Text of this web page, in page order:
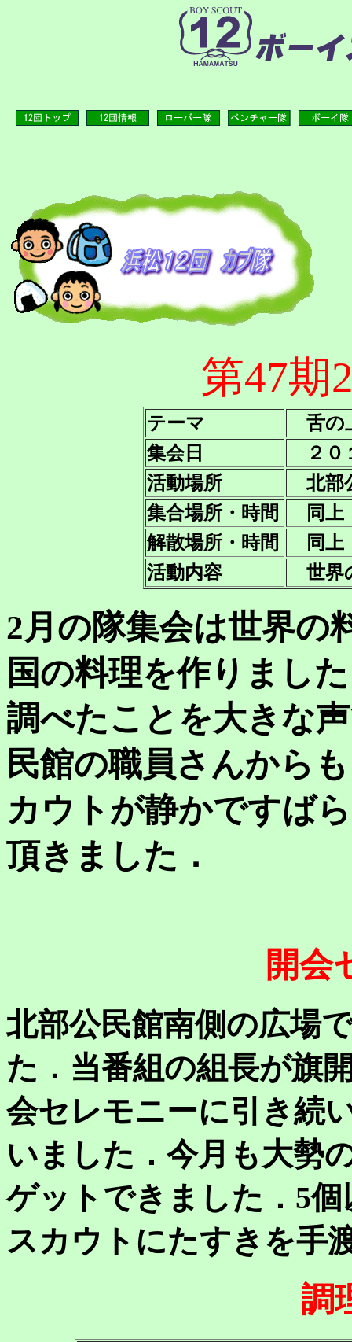
第47期
テーマ
舌の
集会日
２０
活動場所
北部
集合場所・時間
同上
解散場所・時間
同上
活動内容
世界
2月の隊集会は世界の
国の料理を作りまし
調べたことを大きな
民館の職員さんから
カウトが静かですば
頂きました．
開会
北部公民館南側の広場
た．当番組の組長が旗
会セレモニーに引き続
いました．今月も大勢
ゲットできました．5
スカウトにたすきを手
調